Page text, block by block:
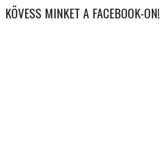
KÖVESS MINKET A FACEBOOK-ON!